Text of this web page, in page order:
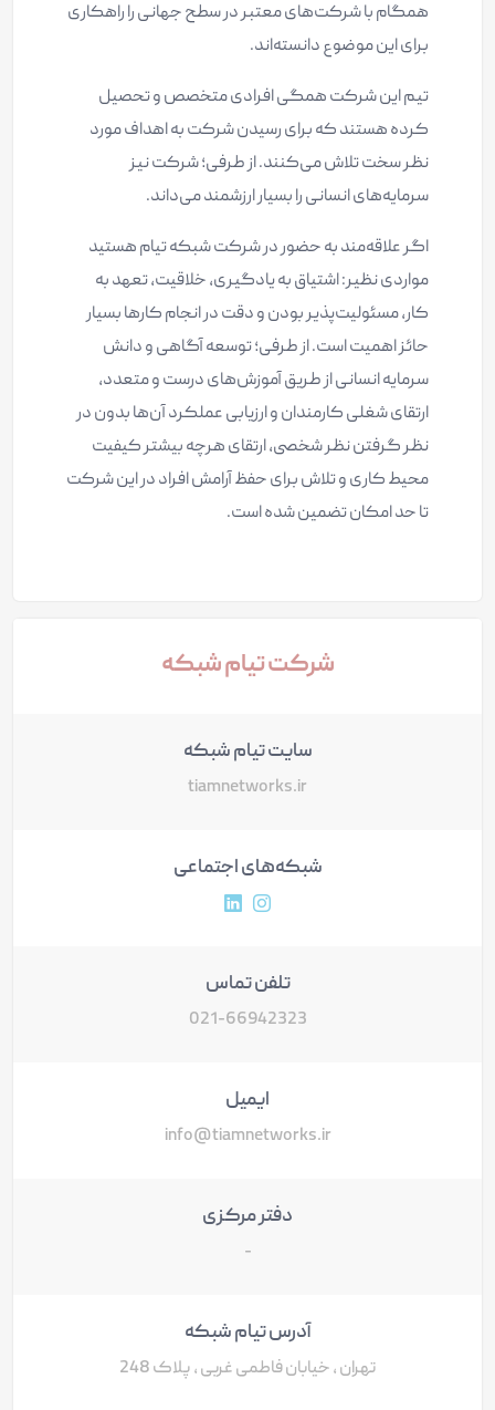
همگام با شرکت‌های معتبر در سطح جهانی را راهکاری
برای این موضوع دانسته‌اند.
تیم این شرکت همگی افرادی متخصص و تحصیل
کرده هستند که برای رسیدن شرکت به اهداف مورد
نظر سخت تلاش می‌کنند. از طرفی؛ شرکت نیز
سرمایه‌های انسانی را بسیار ارزشمند می‌داند.
اگر علاقه‌مند به حضور در شرکت شبکه تیام هستید
مواردی نظیر: اشتیاق به یادگیری، خلاقیت، تعهد به
کار، مسئولیت‌پذیر بودن و دقت در انجام کارها بسیار
حائز اهمیت است. از طرفی؛ توسعه آگاهی و دانش
سرمایه انسانی از طریق آموزش‌های درست و متعدد،
ارتقای شغلی کارمندان و ارزیابی عملکرد آن‌ها بدون در
نظر گرفتن نظر شخصی، ارتقای هرچه بیشتر کیفیت
محیط کاری و تلاش برای حفظ آرامش افراد در این شرکت
تا حد امکان تضمین شده است.
شرکت تیام شبکه
سایت تیام شبکه
tiamnetworks.ir
شبکه‌های اجتماعی
آدرس پروفایل اینستاگرام
آدرس پروفایل لینکداین
تلفن تماس
021-66942323
ایمیل
info@tiamnetworks.ir
دفتر مرکزی
-
آدرس تیام شبکه
تهران ، خیابان فاطمی غربی ، پلاک 248